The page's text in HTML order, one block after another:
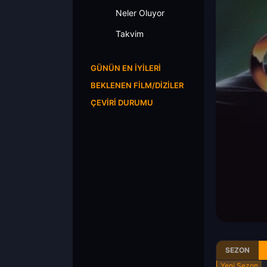
Neler Oluyor
Takvim
GÜNÜN EN İYILERI
BEKLENEN FILM/DIZILER
ÇEVIRI DURUMU
SEZON